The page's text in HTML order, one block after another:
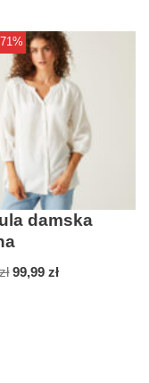
damska
zł 99,99zł